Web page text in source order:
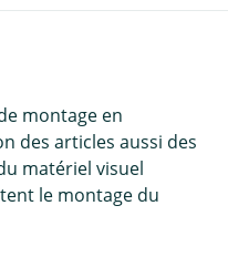
montage en
des articles aussi des
matériel visuel
le montage du